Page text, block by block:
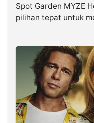
Spot Garden MYZE
pilihan tepat untuk